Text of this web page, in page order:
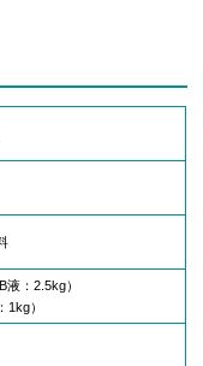
：2.5kg）
1kg）